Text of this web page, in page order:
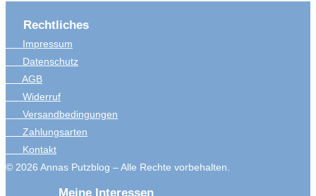
Rechtliches
Impressum
Datenschutz
AGB
Widerruf
Versandbedingungen
Zahlungsarten
Kontakt
© 2026 Annas Putzblog – Alle Rechte vorbehalten.
Meine Interessen